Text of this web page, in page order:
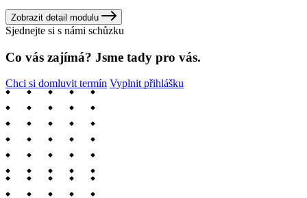
Zobrazit detail modulu
Sjednejte si s námi schůzku
Co vás zajímá? Jsme tady pro vás.
Chci si domluvit termín Vyplnit přihlášku